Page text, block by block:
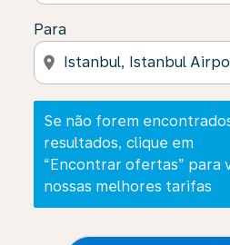
Para
location_on
Se não forem
resultados, clique em
“Encontrar ofertas” para
nossas melhores tarifas